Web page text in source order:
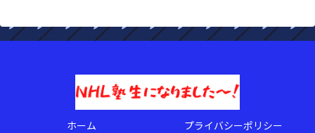
ホーム
プライバシーポリシー